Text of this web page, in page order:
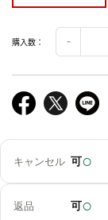
購入数：
キャンセル 可○
返品 可○